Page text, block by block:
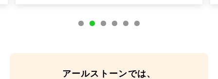
アールストーンでは、